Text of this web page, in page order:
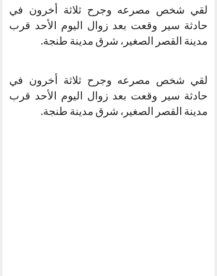
لقي شخص مصرعه وجرح ثلاثة أخرون في
حادثة سير وقعت بعد زوال اليوم الأحد قرب
مدينة القصر الصغير، شرق مدينة طنجة.
لقي شخص مصرعه وجرح ثلاثة أخرون في
حادثة سير وقعت بعد زوال اليوم الأحد قرب
مدينة القصر الصغير، شرق مدينة طنجة.